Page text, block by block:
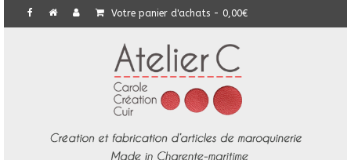
Votre panier d'achats - 0,00€